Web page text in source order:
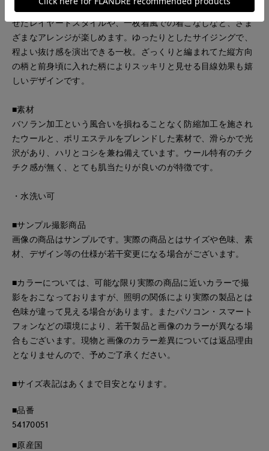
ー。上下お好みの位置でファスナーを調整してインナーを覗か
せたレイヤードスタイルや、一枚着風での着こなしなど、さま
ざまなアレンジが楽しめます。ゆったりとしたサイジングで、
程よい抜け感を演出できる一枚。ざっくりと編まれてた縦方向
の柄と前身頃に入れた柄によりスッキリと見せる目線効果も嬉
しいデザインです。
■素材
バソラン加工という風合いを損ねることなく防縮加工を施され
たウールと、ポリエステルをブレンドした素材で、滑らかで光
沢があり、ハリとコシを兼ね備えています。ウール特有のチク
チク感が無く、とても肌当たりが良いのが特徴です。
・水洗い可
■サンプル撮影商品
画像の商品はサンプルです。実際の商品とはサイズや色味、素
材、デザイン等の仕様が若干変更になる場合がございます。
■カラーについては、可能な限り実際の商品に近いカラーで撮
影をおこなっておりますが、照明の関係により実際の製品とは
色味が違って見える場合があります。またパソコン・スマート
フォンなどの環境により、若干製品と画像のカラーが異なる場
合もございます。現物と画像のカラー差異については返品理由
となりませんので、予めご了承ください。
■サイズ表記はあくまで目安となります。
■品番
54170051
■原産国